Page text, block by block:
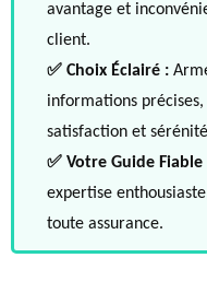
avantage et
client.
✅ Choix Éclairé :
informations
satisfaction et
✅ Votre Guide Fiable
expertise
toute assurance.